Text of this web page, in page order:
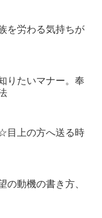
を労わる気持ちが
りたいマナー。奉
目上の方へ送る時
の動機の書き方、